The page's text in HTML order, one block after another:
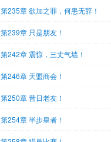
第235章 欲加之罪，何患无辞！
第239章 只是朋友！
第242章 震惊，三丈气墙！
第246章 天盟商会！
第250章 昔日老友！
第254章 半步皇者！